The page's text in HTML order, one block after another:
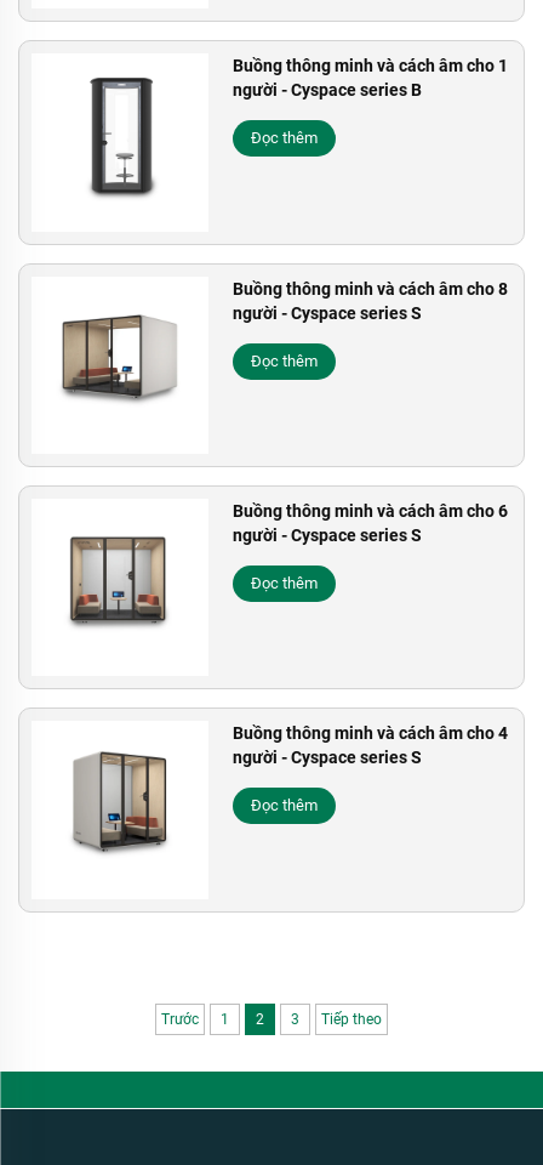
Buồng thông minh và cách âm cho 1
người - Cyspace series B
Đọc thêm
Buồng thông minh và cách âm cho 8
người - Cyspace series S
Đọc thêm
Buồng thông minh và cách âm cho 6
người - Cyspace series S
Đọc thêm
Buồng thông minh và cách âm cho 4
người - Cyspace series S
Đọc thêm
Trước 1 2 3 Tiếp theo